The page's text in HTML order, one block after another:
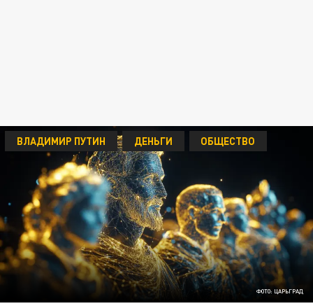
ФОТО: ЦАРЬГРАД
ВЛАДИМИР ПУТИН ДЕНЬГИ ОБЩЕСТВО